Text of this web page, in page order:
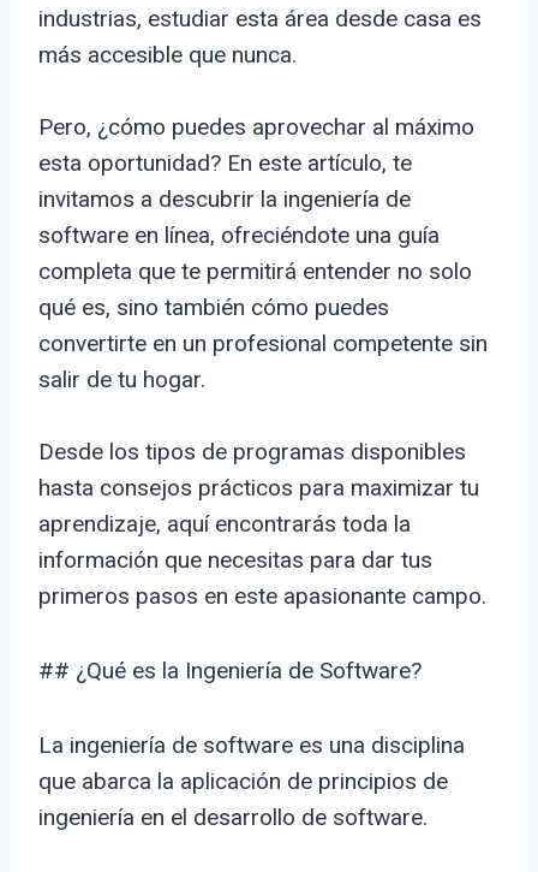
industrias, estudiar esta área desde casa es
más accesible que nunca.
Pero, ¿cómo puedes aprovechar al máximo
esta oportunidad? En este artículo, te
invitamos a descubrir la ingeniería de
software en línea, ofreciéndote una guía
completa que te permitirá entender no solo
qué es, sino también cómo puedes
convertirte en un profesional competente sin
salir de tu hogar.
Desde los tipos de programas disponibles
hasta consejos prácticos para maximizar tu
aprendizaje, aquí encontrarás toda la
información que necesitas para dar tus
primeros pasos en este apasionante campo.
## ¿Qué es la Ingeniería de Software?
La ingeniería de software es una disciplina
que abarca la aplicación de principios de
ingeniería en el desarrollo de software.